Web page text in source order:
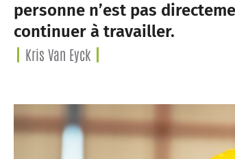
personne n’est pas
continuer à travailler.
Kris Van Eyck